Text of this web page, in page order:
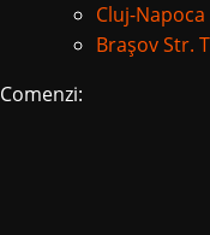
Cluj-Napoca
BrașovStr.
Comenzi: